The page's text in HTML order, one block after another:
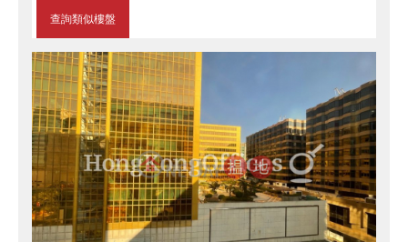
查詢類似樓盤